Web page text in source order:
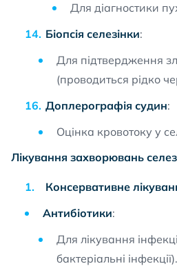
Для діагностики
Біопсія селезінки:
Для підтвердження
(проводиться рідко
Доплерографія судин:
Оцінка кровотоку у
Лікування захворювань
Консервативне
Антибіотики:
Для лікування
бактеріальні інфекції).